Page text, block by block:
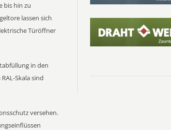
bis hin zu
lassen sich
Türöffner
in den
Skala sind
versehen.